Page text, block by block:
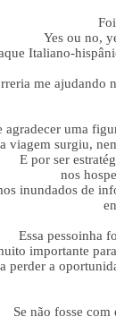
Yes ou no,
Italiano-
me ajudando
agradecer uma
viagem surgiu,
E por ser
nos
inundados de
Essa pessoinha
importante
perder a
Se não fosse com